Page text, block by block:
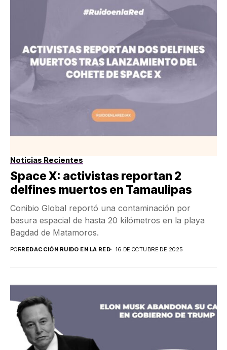
Noticias Recientes
Space X: activistas reportan 2
delfines muertos en Tamaulipas
Conibio Global reportó una contaminación por
basura espacial de hasta 20 kilómetros en la playa
Bagdad de Matamoros.
PORREDACCIÓN RUIDO EN LA RED 16 DE OCTUBRE DE 2025